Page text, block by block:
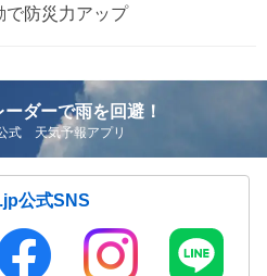
で防災力アップ
ダーで雨を回避！
式 天気予報アプリ
公式SNS